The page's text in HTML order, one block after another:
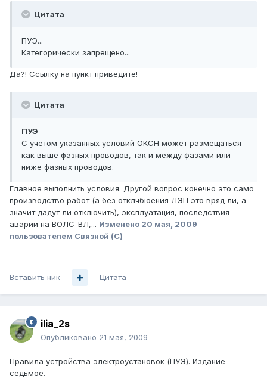
Цитата
ПУЭ...
Категорически запрещено...
Да?! Ссылку на пункт приведите!
Цитата
ПУЭ
С учетом указанных условий ОКСН может размещаться
как выше фазных проводов, так и между фазами или
ниже фазных проводов.
Главное выполнить условия. Другой вопрос конечно это само
производство работ (а без отклчбюения ЛЭП это вряд ли, а
значит дадут ли отключить), эксплуатация, последствия
аварии на ВОЛС-ВЛ,... Изменено 20 мая, 2009
пользователем Связной (С)
Вставить ник Цитата
ilia_2s
Опубликовано 21 мая, 2009
Правила устройства электроустановок (ПУЭ). Издание
седьмое.